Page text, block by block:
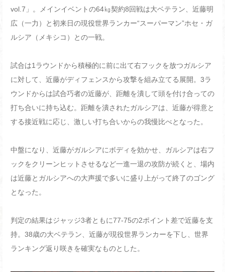
vol.7」。メインイベントの64㎏契約8回戦は大ベテラン、近藤明
広（一力）と初来日の現役世界ランカー“スーパーマン”ホセ・ガ
ルシア（メキシコ）との一戦。
試合は1ラウンドから積極的に前に出て右フックを放つガルシア
に対して、近藤がディフェンスから攻撃を組み立てる展開。3ラ
ウンドからは試合巧者の近藤が、距離を潰して頭を付け合っての
打ち合いに持ち込む。距離を潰されたガルシアは、近藤が得意と
する接近戦に応じ、激しい打ち合いからの我慢比べとなった。
中盤になり、近藤がガルシアにボディを効かせ、ガルシアは右フ
ックをクリーンヒットさせるなど一進一退の攻防が続くと、場内
は近藤とガルシアへの大声援で多いに盛り上がって終了のゴング
となった。
判定の結果はジャッジ3者ともに77-75の2ポイント差で近藤を支
持。38歳の大ベテラン、近藤が現役世界ランカーを下し、世界
ランキング返り咲きを確実なものとした。